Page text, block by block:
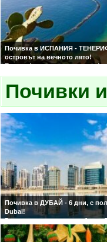
Почивка в ИСПАНИЯ -
островът на вечното лято!
Тенерифе - лято през зимата!
Почивки
Почивка в ДУБАЙ - 6 дни, с
Dubai!
5 нощувки в хотел по избор в
Гарантирани места и дати на
заминаване!